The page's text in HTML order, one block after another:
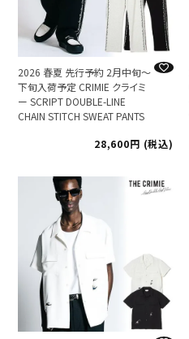
2026 春夏 先行予約 2月中旬～
下旬入荷予定 CRIMIE クライミ
ー SCRIPT DOUBLE-LINE
CHAIN STITCH SWEAT PANTS
28,600
税込